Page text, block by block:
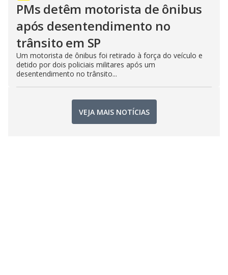
PMs detêm motorista de ônibus
após desentendimento no
trânsito em SP
Um motorista de ônibus foi retirado à força do veículo e
detido por dois policiais militares após um
desentendimento no trânsito...
VEJA MAIS NOTÍCIAS